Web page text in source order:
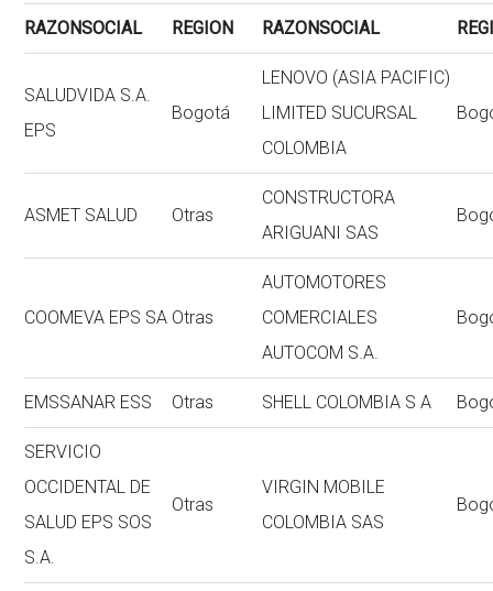
RAZONSOCIAL REGION RAZONSOCIAL
SALUDVIDA S.A.
EPS
Bogotá
LENOVO (ASIA PACIFIC)
LIMITED SUCURSAL
COLOMBIA
ASMET SALUD Otras
CONSTRUCTORA
ARIGUANI SAS
COOMEVA EPS SA Otras
AUTOMOTORES
COMERCIALES
AUTOCOM S.A.
EMSSANAR ESS Otras SHELL COLOMBIA S A
SERVICIO
OCCIDENTAL DE
SALUD EPS SOS
S.A.
Otras
VIRGIN MOBILE
COLOMBIA SAS